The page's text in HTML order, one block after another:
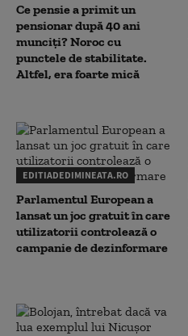
Ce pensie a primit un
pensionar după 40 ani
munciți? Noroc cu
punctele de stabilitate.
Altfel, era foarte mică
EDITIADEDIMINEATA.RO
Parlamentul European a
lansat un joc gratuit în care
utilizatorii controlează o
campanie de dezinformare